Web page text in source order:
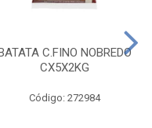
BATATA C.FINO NOBREDO
CX5X2KG
Código: 272984